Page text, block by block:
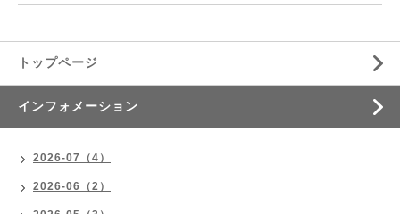
トップページ
インフォメーション
2026-07（4）
2026-06（2）